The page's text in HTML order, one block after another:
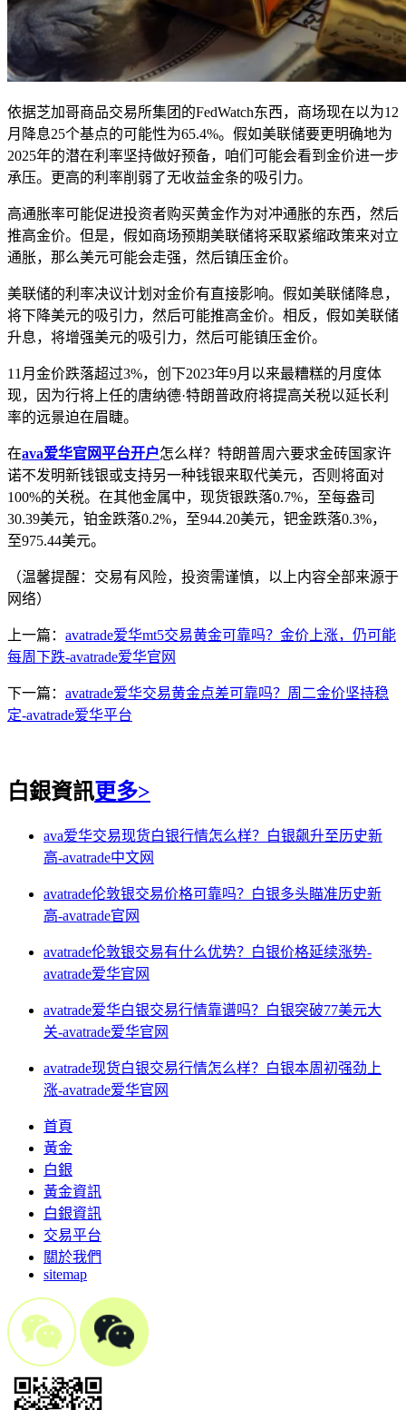
依据芝加哥商品交易所集团的FedWatch东西，商场现在以为12
月降息25个基点的可能性为65.4%。假如美联储要更明确地为
2025年的潜在利率坚持做好预备，咱们可能会看到金价进一步
承压。更高的利率削弱了无收益金条的吸引力。
高通胀率可能促进投资者购买黄金作为对冲通胀的东西，然后
推高金价。但是，假如商场预期美联储将采取紧缩政策来对立
通胀，那么美元可能会走强，然后镇压金价。
美联储的利率决议计划对金价有直接影响。假如美联储降息，
将下降美元的吸引力，然后可能推高金价。相反，假如美联储
升息，将增强美元的吸引力，然后可能镇压金价。
11月金价跌落超过3%，创下2023年9月以来最糟糕的月度体
现，因为行将上任的唐纳德·特朗普政府将提高关税以延长利
率的远景迫在眉睫。
在ava爱华官网平台开户怎么样？特朗普周六要求金砖国家许
诺不发明新钱银或支持另一种钱银来取代美元，否则将面对
100%的关税。在其他金属中，现货银跌落0.7%，至每盎司
30.39美元，铂金跌落0.2%，至944.20美元，钯金跌落0.3%，
至975.44美元。
（温馨提醒：交易有风险，投资需谨慎，以上内容全部来源于
网络）
上一篇： avatrade爱华mt5交易黄金可靠吗？金价上涨，仍可能
每周下跌-avatrade爱华官网
下一篇： avatrade爱华交易黄金点差可靠吗？周二金价坚持稳
定-avatrade爱华平台
白銀資訊更多>
ava爱华交易现货白银行情怎么样？白银飙升至历史新
高-avatrade中文网
avatrade伦敦银交易价格可靠吗？白银多头瞄准历史新
高-avatrade官网
avatrade伦敦银交易有什么优势？白银价格延续涨势-
avatrade爱华官网
avatrade爱华白银交易行情靠谱吗？白银突破77美元大
关-avatrade爱华官网
avatrade现货白银交易行情怎么样？白银本周初强劲上
涨-avatrade爱华官网
首頁
黃金
白銀
黃金資訊
白銀資訊
交易平台
關於我們
sitemap